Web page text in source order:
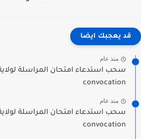
قد يعجبك ايضا
منذ عام
convocation
منذ عام
convocation